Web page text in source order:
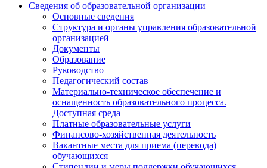
Сведения об образовательной организации
Основные сведения
Структура и органы управления образовательной
организацией
Документы
Образование
Руководство
Педагогический состав
Материально-техническое обеспечение и
оснащенность образовательного процесса.
Доступная среда
Платные образовательные услуги
Финансово-хозяйственная деятельность
Вакантные места для приема (перевода)
обучающихся